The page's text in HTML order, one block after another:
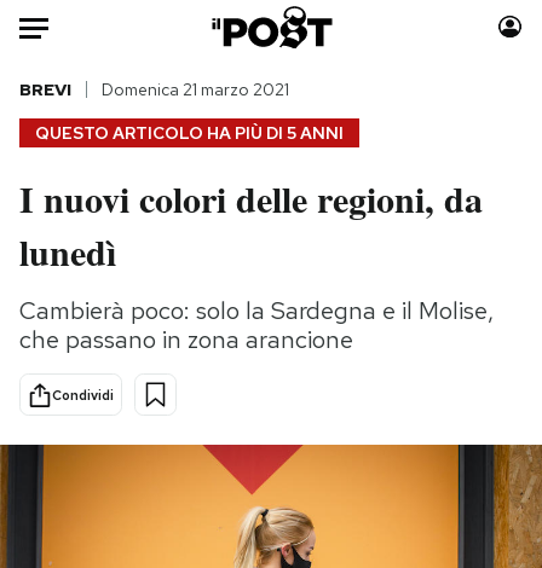
Auto
HOME
Italia
Mondo
Politica
Tecnologia
Internet
Scienza
Cultura
Economia
Moda
Storie/Idee
Ok Boomer!
Altrecose
QUESTO ARTICOLO HA PIÙ DI 5 ANNI
BREVI Domenica 21 marzo 2021
I nuovi colori delle regioni, da
lunedì
Cambierà poco: solo la Sardegna e il Molise,
che passano in zona arancione
Condividi